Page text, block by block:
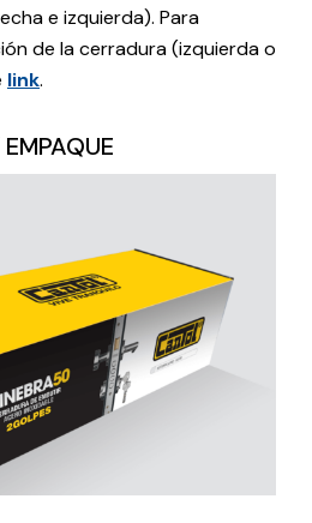
e izquierda). Para
de la cerradura (izquierda o
link.